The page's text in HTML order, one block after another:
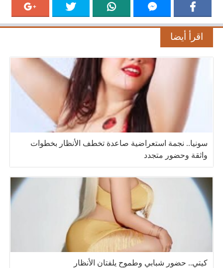
اقرأ أيضا
سونيا.. نجمة استعراضية صاعدة تخطف الأنظار بخطوات
واثقة وحضور متجدد
كيتي.. حضور شبابي وطموح يلفتان الأنظار